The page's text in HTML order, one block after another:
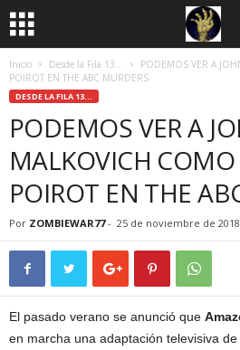
Inicio Desde la Fila 13...
PODEMOS VER A
POIROT EN THE ABC MURDERS
DESDE LA FILA 13...
PODEMOS VER A
MALKOVICH COMO
POIROT EN THE
Por ZOMBIEWAR77- 25 de noviembre de 2018
El pasado verano se anunció que
en marcha una adaptación televisiva de